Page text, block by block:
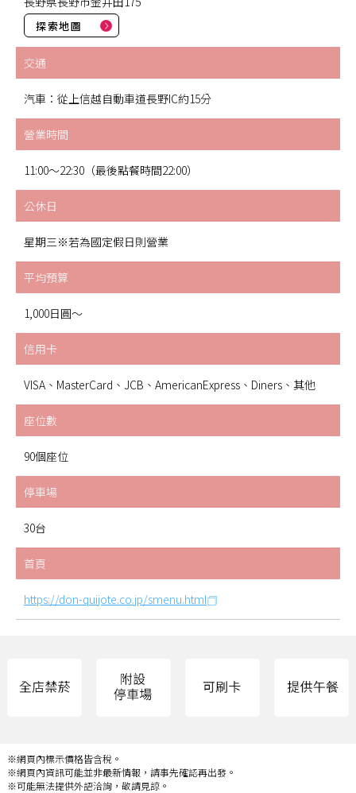
探索地圖
交通
汽車：從上信越自動車道長野IC約15分
營業時間
11:00～22:30（最後點餐時間22:00）
公休日
星期三※若為國定假日則營業
平均預算
1,000日圓～
信用卡
VISA、MasterCard、JCB、AmericanExpress、Diners、其他
座位數
90個座位
停車場
30台
首頁
https://don-quijote.co.jp/smenu.html
※網頁內標示價格皆含稅。
※網頁內資訊可能並非最新情報，請事先確認再出發。
※可能無法提供外語洽詢，敬請見諒。